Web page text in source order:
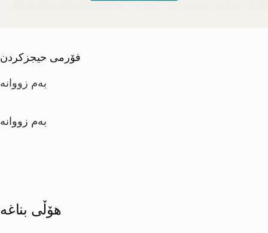
فۆرمی حیجزکردن
بەم زووانە
بەم زووانە
هۆڵی بناغه